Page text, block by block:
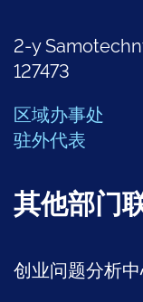
2-y
127473
区域办事处
驻外代表
其他部门
创业问题分析